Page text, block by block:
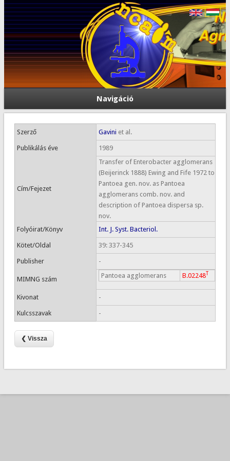
Navigáció
Szerző Gavini et al.
Publikálás éve 1989
Cím/Fejezet
Transfer of Enterobacter agglomerans
(Beijerinck 1888) Ewing and Fife 1972 to
Pantoea gen. nov. as Pantoea
agglomerans comb. nov. and
description of Pantoea dispersa sp.
nov.
Folyóirat/Könyv
Int. J. Syst. Bacteriol.
Kötet/Oldal 39: 337-345
Publisher -
MIMNG szám Pantoea agglomerans B.02248T
Kivonat -
Kulcsszavak -